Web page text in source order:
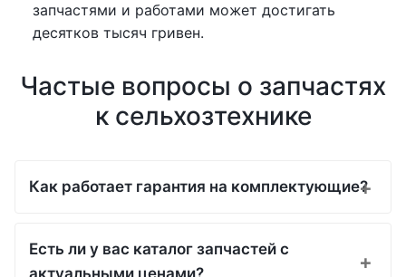
запчастями и работами может достигать
десятков тысяч гривен.
Частые вопросы о запчастях
к сельхозтехнике
Как работает гарантия на комплектующие?
Есть ли у вас каталог запчастей с
актуальными ценами?